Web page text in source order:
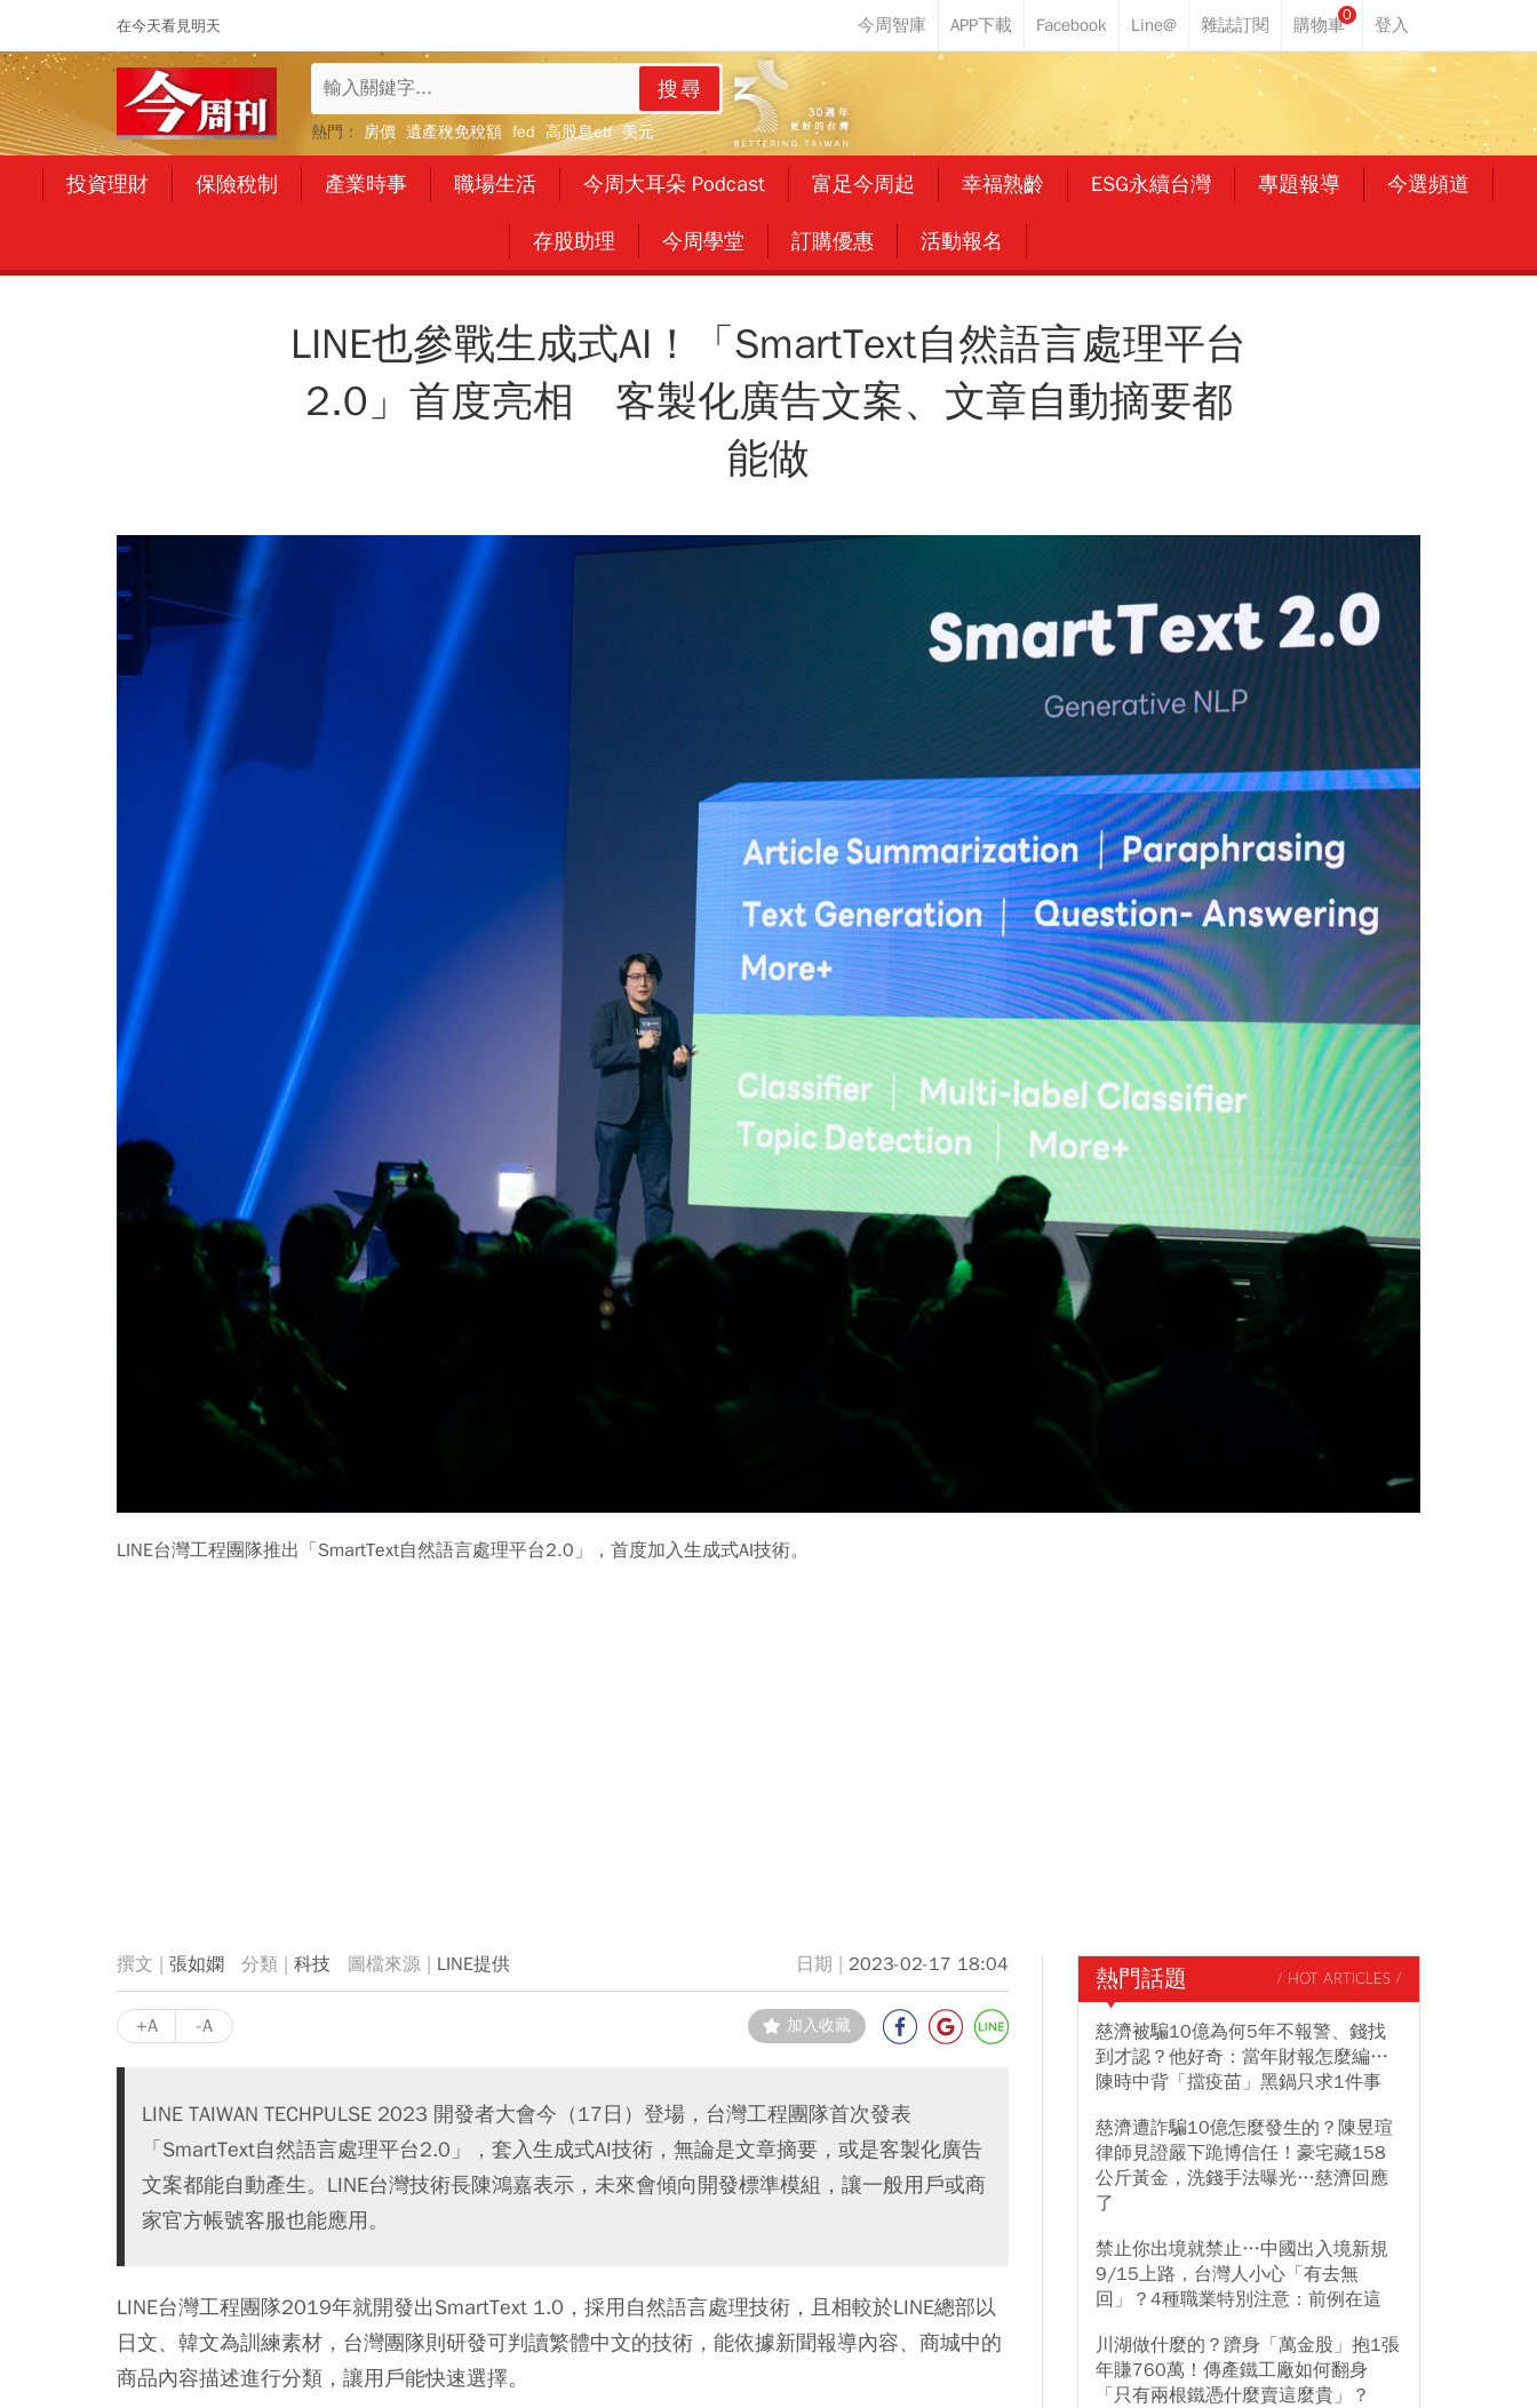
在今天看見明天
0
搜尋
熱門： 房價 遺產稅免稅額 fed 高股息etf 美元
投資理財 保險稅制 產業時事 職場生活 今周大耳朵 Podcast 富足今周起 幸福熟齡 ESG永續台灣 專題報導 今選頻道
存股助理 今周學堂 訂購優惠 活動報名
LINE也參戰生成式AI！「SmartText自然語言處理平台
2.0」首度亮相 客製化廣告文案、文章自動摘要都
能做
LINE台灣工程團隊推出「SmartText自然語言處理平台2.0」，首度加入生成式AI技術。
張如嫻 科技 LINE提供 2023-02-17 18:04
+A -A 加入收藏
LINE TAIWAN TECHPULSE 2023 開發者大會今（17日）登場，台灣工程團隊首次發表
「SmartText自然語言處理平台2.0」，套入生成式AI技術，無論是文章摘要，或是客製化廣告
文案都能自動產生。LINE台灣技術長陳鴻嘉表示，未來會傾向開發標準模組，讓一般用戶或商
家官方帳號客服也能應用。
LINE台灣工程團隊2019年就開發出SmartText 1.0，採用自然語言處理技術，且相較於LINE總部以
日文、韓文為訓練素材，台灣團隊則研發可判讀繁體中文的技術，能依據新聞報導內容、商城中的
商品內容描述進行分類，讓用戶能快速選擇。
熱門話題 / HOT ARTICLES /
慈濟被騙10億為何5年不報警、錢找
到才認？他好奇：當年財報怎麼編…
陳時中背「擋疫苗」黑鍋只求1件事
慈濟遭詐騙10億怎麼發生的？陳昱瑄
律師見證嚴下跪博信任！豪宅藏158
公斤黃金，洗錢手法曝光…慈濟回應
了
禁止你出境就禁止…中國出入境新規
9/15上路，台灣人小心「有去無
回」？4種職業特別注意：前例在這
川湖做什麼的？躋身「萬金股」抱1張
年賺760萬！傳產鐵工廠如何翻身
「只有兩根鐵憑什麼賣這麼貴」？